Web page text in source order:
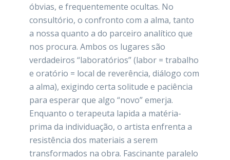
óbvias, e frequentemente ocultas. No
consultório, o confronto com a alma, tanto
a nossa quanto a do parceiro analítico que
nos procura. Ambos os lugares são
verdadeiros “laboratórios” (labor = trabalho
e oratório = local de reverência, diálogo com
a alma), exigindo certa solitude e paciência
para esperar que algo “novo” emerja.
Enquanto o terapeuta lapida a matéria-
prima da individuação, o artista enfrenta a
resistência dos materiais a serem
transformados na obra. Fascinante paralelo